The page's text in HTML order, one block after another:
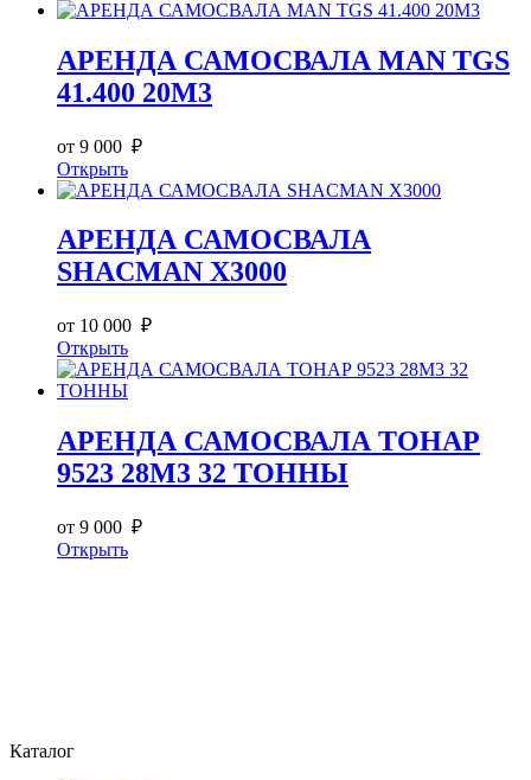
АРЕНДА САМОСВАЛА MAN TGS
41.400 20М3
от 9 000 ₽
Открыть
АРЕНДА САМОСВАЛА
SHACMAN X3000
от 10 000 ₽
Открыть
АРЕНДА САМОСВАЛА ТОНАР
9523 28М3 32 ТОННЫ
от 9 000 ₽
Открыть
Каталог